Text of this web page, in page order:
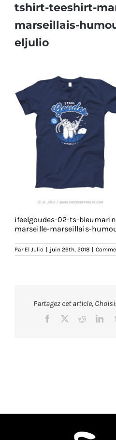
tshirt-teeshirt-
marseillais-
eljulio
ifeelgoudes-02-ts-
marseille-marseillais-
Par El Julio juin 26th, 2018
Partagez cet article,
Facebook Reddit